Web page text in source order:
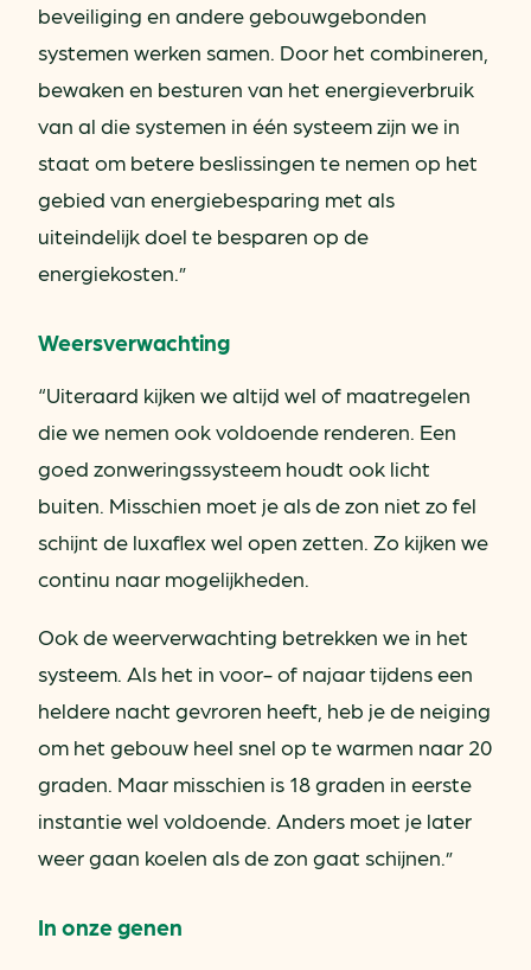
beveiliging en andere gebouwgebonden
systemen werken samen. Door het combineren,
bewaken en besturen van het energieverbruik
van al die systemen in één systeem zijn we in
staat om betere beslissingen te nemen op het
gebied van energiebesparing met als
uiteindelijk doel te besparen op de
energiekosten.”
Weersverwachting
“Uiteraard kijken we altijd wel of maatregelen
die we nemen ook voldoende renderen. Een
goed zonweringssysteem houdt ook licht
buiten. Misschien moet je als de zon niet zo fel
schijnt de luxaflex wel open zetten. Zo kijken we
continu naar mogelijkheden.
Ook de weerverwachting betrekken we in het
systeem. Als het in voor- of najaar tijdens een
heldere nacht gevroren heeft, heb je de neiging
om het gebouw heel snel op te warmen naar 20
graden. Maar misschien is 18 graden in eerste
instantie wel voldoende. Anders moet je later
weer gaan koelen als de zon gaat schijnen.”
In onze genen